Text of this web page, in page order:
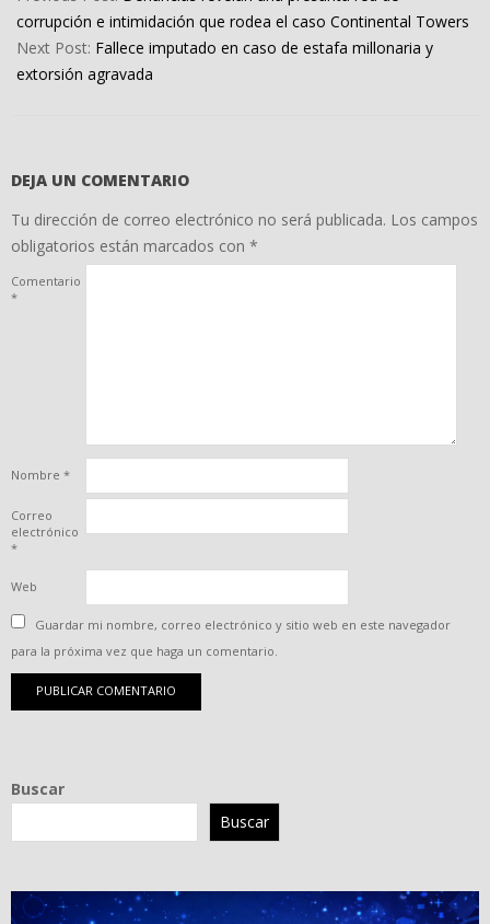
08
corrupción e intimidación que rodea el caso Continental Towers
Next Post: Fallece imputado en caso de estafa millonaria y
extorsión agravada
DEJA UN COMENTARIO
Tu dirección de correo electrónico no será publicada. Los campos
obligatorios están marcados con *
Comentario
*
Nombre *
Correo
electrónico
*
Web
Guardar mi nombre, correo electrónico y sitio web en este navegador
para la próxima vez que haga un comentario.
Buscar
Buscar